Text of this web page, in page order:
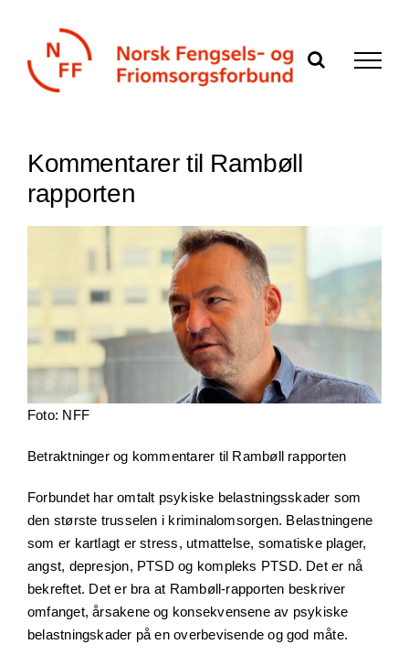
Kommentarer til Rambøll
rapporten
Foto: NFF
Betraktninger og kommentarer til Rambøll rapporten
Forbundet har omtalt psykiske belastningsskader som
den største trusselen i kriminalomsorgen. Belastningene
som er kartlagt er stress, utmattelse, somatiske plager,
angst, depresjon, PTSD og kompleks PTSD. Det er nå
bekreftet. Det er bra at Rambøll-rapporten beskriver
omfanget, årsakene og konsekvensene av psykiske
belastningskader på en overbevisende og god måte.